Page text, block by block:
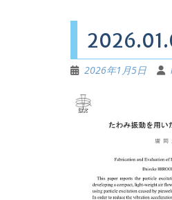
2026年1月5日